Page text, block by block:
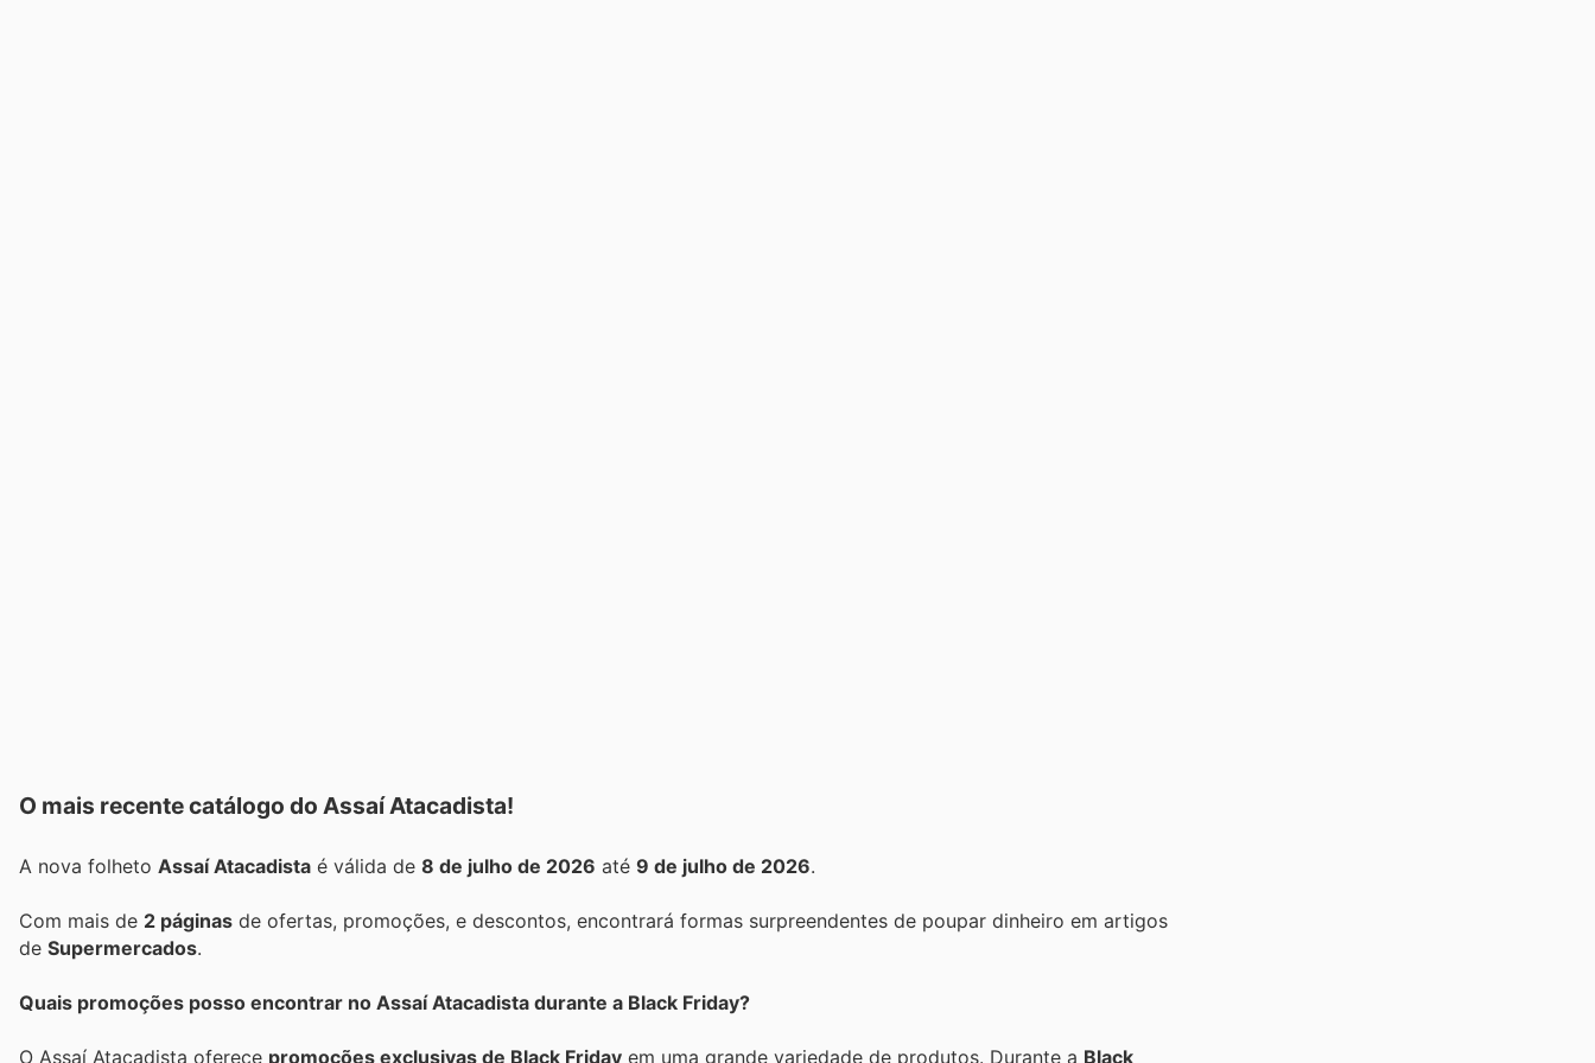
O mais recente catálogo do Assaí Atacadista!
A nova folheto Assaí Atacadista é válida de 8 de julho de 2026 até 9 de julho de 2026.
Com mais de 2 páginas de ofertas, promoções, e descontos, encontrará formas surpreendentes de poupar dinheiro em artigos
de Supermercados.
Quais promoções posso encontrar no Assaí Atacadista durante a Black Friday?
O Assaí Atacadista oferece promoções exclusivas de Black Friday em uma grande variedade de produtos. Durante a Black